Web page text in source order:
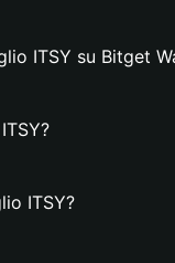
ITSY su Bitget
ITSY?